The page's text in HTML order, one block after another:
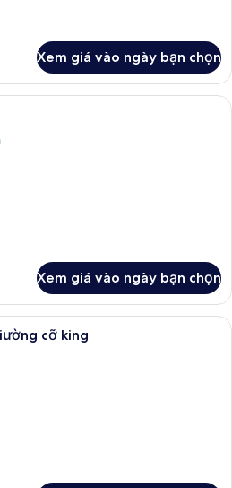
Xem giá vào ngày bạn chọn
Phòng (Accessible) | Chăn bông,
Xem giá vào ngày bạn chọn
Phòng Suite Premium, 1 giường cỡ
cỡ king